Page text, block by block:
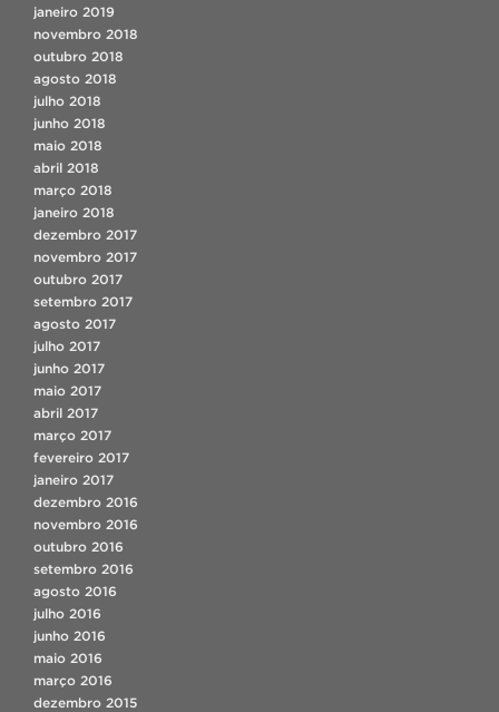
janeiro 2019
novembro 2018
outubro 2018
agosto 2018
julho 2018
junho 2018
maio 2018
abril 2018
março 2018
janeiro 2018
dezembro 2017
novembro 2017
outubro 2017
setembro 2017
agosto 2017
julho 2017
junho 2017
maio 2017
abril 2017
março 2017
fevereiro 2017
janeiro 2017
dezembro 2016
novembro 2016
outubro 2016
setembro 2016
agosto 2016
julho 2016
junho 2016
maio 2016
março 2016
dezembro 2015